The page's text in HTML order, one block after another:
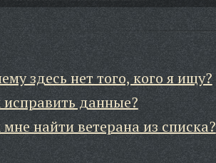
здесь нет того, кого я ищу?
исправить данные?
найти ветерана из списка?